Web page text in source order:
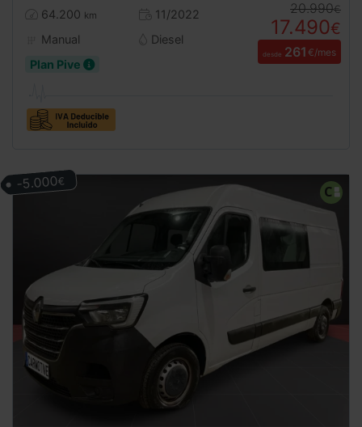
64.200 km
11/2022
Manual
Diesel
Plan Pive
20.990€
17.490€
desde 261 €/mes
-5.000€